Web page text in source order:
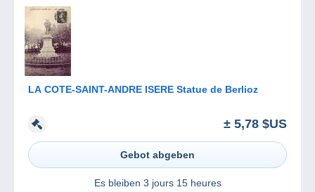
LA COTE-SAINT-ANDRE ISERE Statue de Berlioz
± 5,78 $US
Gebot abgeben
Es bleiben 3 jours 15 heures